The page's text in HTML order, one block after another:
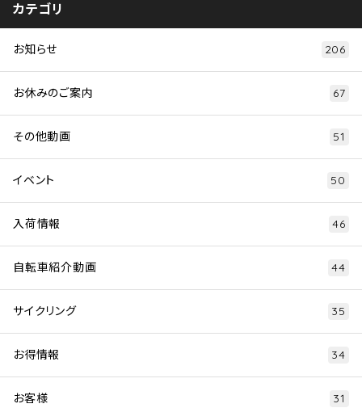
カテゴリ
お知らせ 206
お休みのご案内 67
その他動画 51
イベント 50
入荷情報 46
自転車紹介動画 44
サイクリング 35
お得情報 34
お客様 31